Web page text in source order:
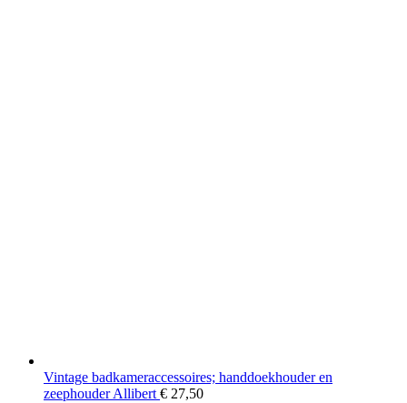
Vintage badkameraccessoires; handdoekhouder en
zeephouder Allibert € 27,50